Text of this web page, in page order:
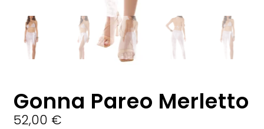
Gonna Pareo Merletto
52,00 €